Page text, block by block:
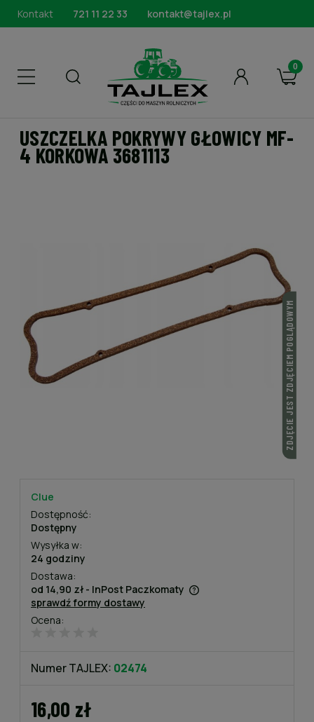
Kontakt 721 11 22 33 kontakt@tajlex.pl
USZCZELKA POKRYWY GŁOWICY MF-
4 KORKOWA 3681113
ZDJĘCIE JEST ZDJĘCIEM POGLĄDOWYM
Ocena:
Clue
Dostępność:
Dostępny
Wysyłka w:
24 godziny
Dostawa:
od 14,90 zł - InPost Paczkomaty
Cena nie zawiera ewentualnych kosztów płatności
sprawdź formy dostawy
Numer TAJLEX: 02474
16,00 zł